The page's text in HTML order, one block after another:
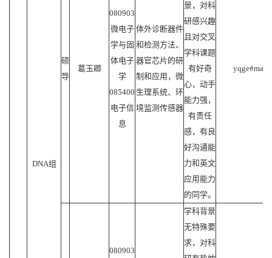
DNA组
硕
导
葛玉卿
080903
微电子
学与固
体电子
学
085400
电子信
息
体外诊断器件
和检测方法、
器官芯片的研
制和应用，微
生理系统、环
境监测传感器
景，对科
研感兴趣
且对交叉
学科课题
有好奇
心，动手
能力强，
有责任
感，有良
好沟通能
力和英文
应用能力
的同学。
080903
学科背景
无特殊要
求，对科